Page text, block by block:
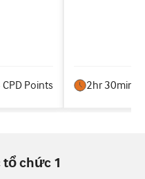
CPD Points 2hr 30min
chức 1